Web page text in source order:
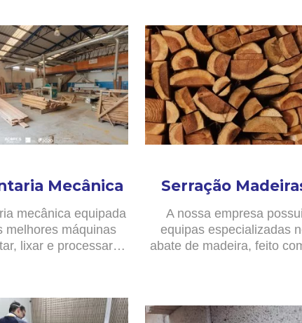
Mecânica
mecânica equipada
melhores máquinas
lixar e processar…
Serração
A nossa empresa
equipas especializadas
abate de madeira, feito